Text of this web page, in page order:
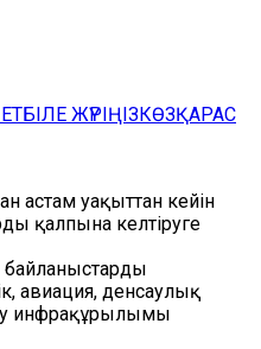
БІЛЕ ЖҮРІҢІЗКӨЗҚАРАС
астам уақыттан кейін
қалпына келтіруге
авиация, денсаулық
инфрақұрылымы